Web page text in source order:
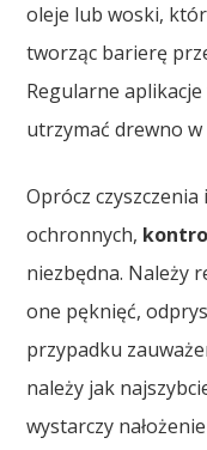
oleje lub woski,
tworząc barierę
Regularne
utrzymać drewno
Oprócz
ochronnych,
niezbędna. Należy
one pęknięć,
przypadku
należy jak
wystarczy